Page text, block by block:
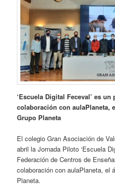
‘Escuela Digital Feceval’ es
colaboración con aulaPlaneta,
Grupo Planeta
El colegio Gran Asociación de
abril la Jornada Piloto ‘Escuela
Federación de Centros de
colaboración con aulaPlaneta, el
Planeta.